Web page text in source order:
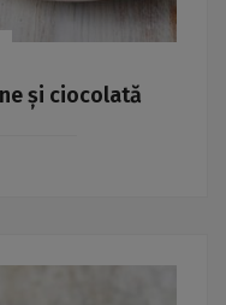
și ciocolată